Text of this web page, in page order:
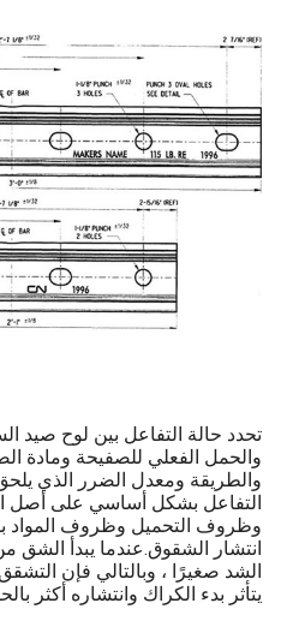
تحدد حالة التفاعل بين لوح صيد
والحمل الفعلي للصفيحة ومادة
والطريقة ومعدل الضرر الذي
التفاعل بشكل أساسي على أصل
وظروف التحميل وظروف المواد
انتشار الشقوق.عندما يبدأ الشق
الشد صغيرًا ، وبالتالي فإن التشقق
يتأثر بدء الكراك وانتشاره أكثر